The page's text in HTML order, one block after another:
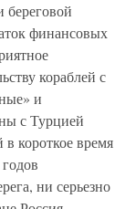
береговой
финансовых
кораблей с
и
с Турцией
короткое время
ни серьезно